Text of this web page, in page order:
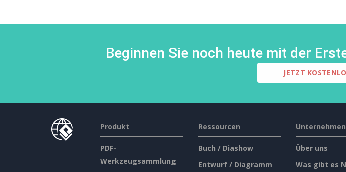
Beginnen Sie noch heute mit der
JETZT
Produkt
PDF-
Werkzeugsammlung
Ressourcen
Buch / Diashow
Entwurf / Diagramm
Unternehmen
Über uns
Was gibt es